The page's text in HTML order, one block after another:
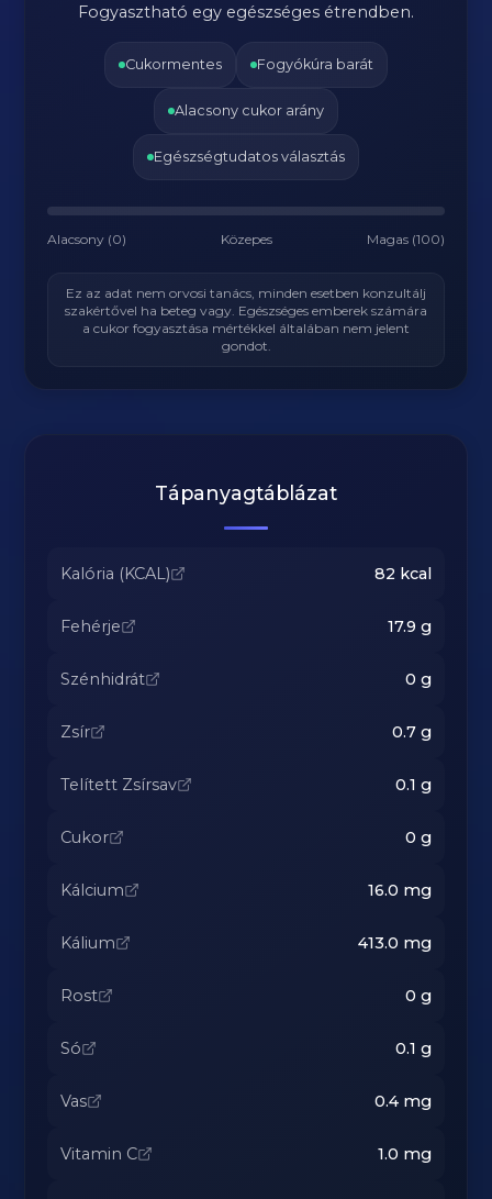
Fogyasztható egy egészséges étrendben.
Cukormentes Fogyókúra barát
Alacsony cukor arány
Egészségtudatos választás
Alacsony (0) Közepes Magas (100)
Ez az adat nem orvosi tanács, minden esetben konzultálj
szakértővel ha beteg vagy. Egészséges emberek számára
a cukor fogyasztása mértékkel általában nem jelent
gondot.
Tápanyagtáblázat
Kalória (KCAL) 82 kcal
Fehérje 17.9 g
Szénhidrát 0 g
Zsír 0.7g
Telített Zsírsav 0.1 g
Cukor 0 g
Kálcium 16.0 mg
Kálium 413.0 mg
Rost 0 g
Só 0.1 g
Vas 0.4mg
Vitamin C 1.0 mg